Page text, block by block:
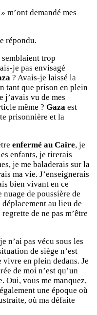
m’ont demandé mes
répondu.
semblaient trop
je pas envisagé
? Avais-je laissé la
tant que prison en plein
j’avais vu de mes
même ? Gaza est
prisonnière et la
enfermé au Caire, je
enfants, je tirerais
je me baladerais sur la
ma vie. J’enseignerais
bien vivant en ce
de poussière de
au lieu de
de ne pas m’être
n’ai pas vécu sous les
de siège n’est
vivre en plein dedans. Je
de moi n’est qu’un
Oui, vous me manquez,
une époque où
où ma défaite